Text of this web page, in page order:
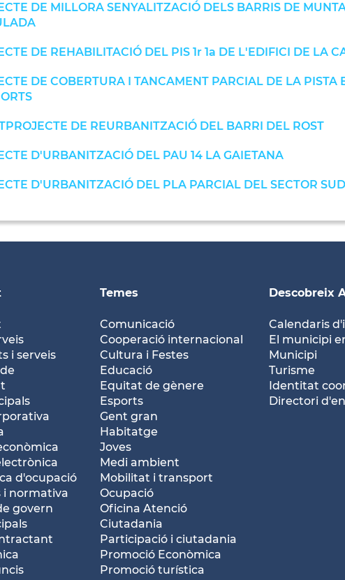
DE MILLORA SENYALITZACIÓ DELS BARRIS DE
DE REHABILITACIÓ DEL PIS 1r 1a DE L'EDIFICI DE LA
DE COBERTURA I TANCAMENT PARCIAL DE LA
DE REURBANITZACIÓ DEL BARRI DEL ROST
D'URBANITZACIÓ DEL PAU 14 LA GAIETANA
D'URBANITZACIÓ DEL PLA PARCIAL DEL SECTOR
i serveis
d'ocupació
i normativa
govern
Temes
Comunicació
Cooperació internacional
Cultura i Festes
Educació
Equitat de gènere
Esports
Gent gran
Habitatge
Joves
Medi ambient
Mobilitat i transport
Ocupació
Oficina Atenció
Ciutadania
Participació i ciutadania
Promoció Econòmica
Promoció turística
Descobreix
Calendaris
El municipi
Municipi
Turisme
Identitat
Directori